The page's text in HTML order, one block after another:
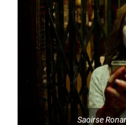
Saoirse